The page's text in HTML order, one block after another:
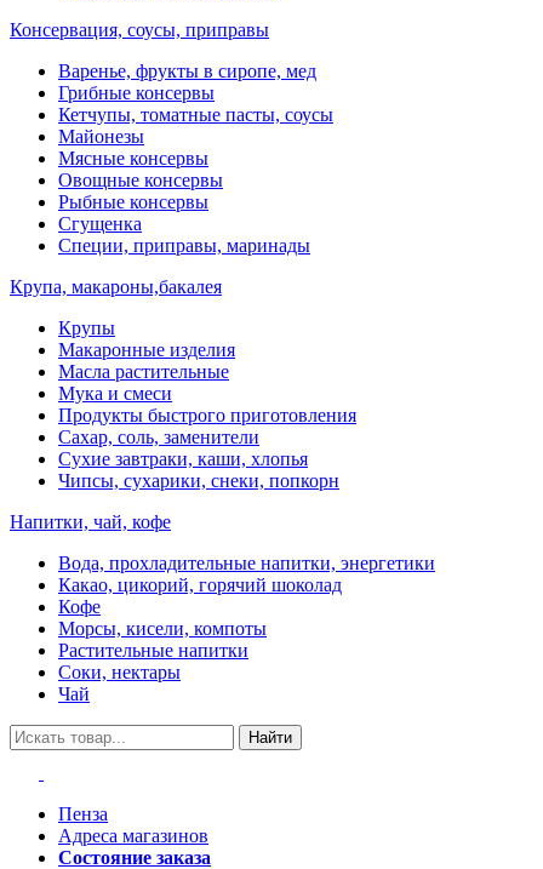
Консервация, соусы, приправы
Варенье, фрукты в сиропе, мед
Грибные консервы
Кетчупы, томатные пасты, соусы
Майонезы
Мясные консервы
Овощные консервы
Рыбные консервы
Сгущенка
Специи, приправы, маринады
Крупа, макароны,бакалея
Крупы
Макаронные изделия
Масла растительные
Мука и смеси
Продукты быстрого приготовления
Сахар, соль, заменители
Сухие завтраки, каши, хлопья
Чипсы, сухарики, снеки, попкорн
Напитки, чай, кофе
Вода, прохладительные напитки, энергетики
Какао, цикорий, горячий шоколад
Кофе
Морсы, кисели, компоты
Растительные напитки
Соки, нектары
Чай
Найти
Пенза
Адреса магазинов
Состояние заказа